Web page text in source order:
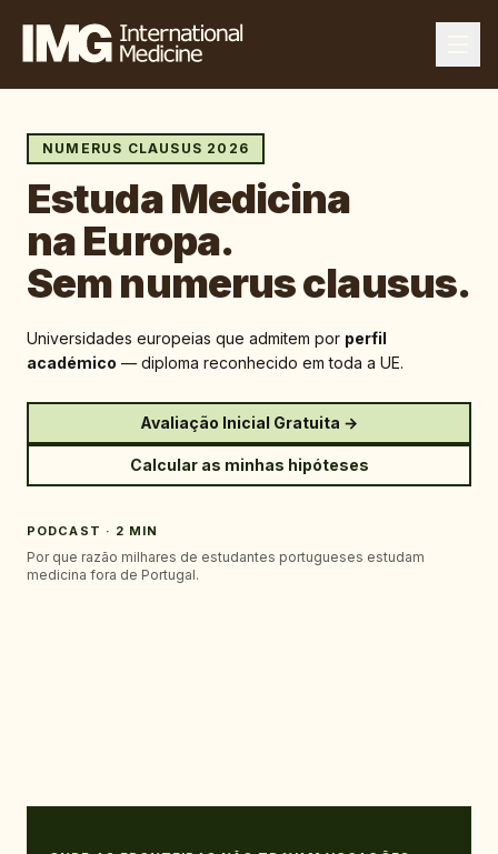
NUMERUS CLAUSUS 2026
Estuda Medicina
na Europa.
Sem numerus clausus.
Universidades europeias que admitem por perfil
académico — diploma reconhecido em toda a UE.
Avaliação Inicial Gratuita →
Calcular as minhas hipóteses
PODCAST · 2 MIN
Por que razão milhares de estudantes portugueses estudam
medicina fora de Portugal.